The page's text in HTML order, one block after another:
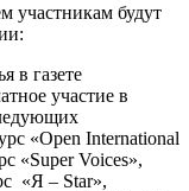
участникам будут
в газете
участие в
«Open International
«Super Voices»,
«Я – Star»,